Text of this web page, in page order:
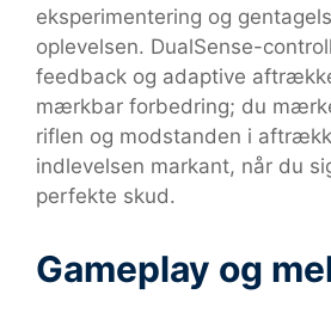
eksperimentering og
oplevelsen. DualSense-
feedback og adaptive
mærkbar forbedring; du
riflen og modstanden i
indlevelsen markant, når du
perfekte skud.
Gameplay og